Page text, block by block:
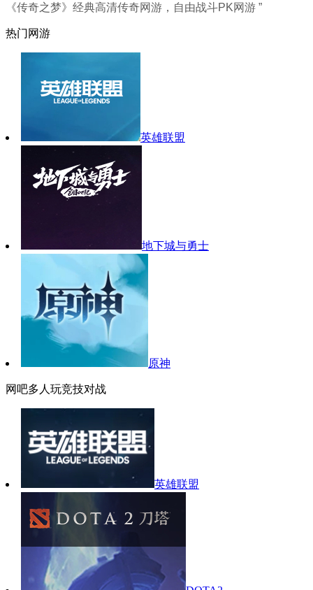
《传奇之梦》经典高清传奇网游，自由战斗PK网游 ”
热门网游
英雄联盟
地下城与勇士
原神
网吧多人玩竞技对战
英雄联盟